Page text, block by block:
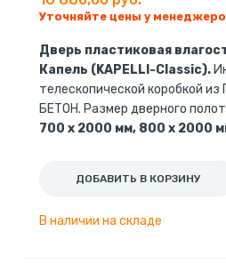
Уточняйте цены у
Дверь пластиковая
Капель (KAPELLI-Classic).
телескопической коробкой
БЕТОН. Размер дверного
700 x 2000 мм, 800 x 2000
ДОБАВИТЬ В КОРЗИНУ
В наличии на складе